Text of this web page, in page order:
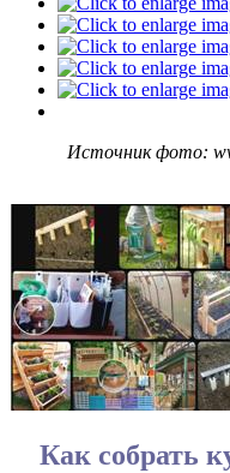
Источник фото:
Как собрать